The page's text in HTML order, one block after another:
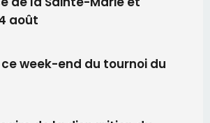
la nouvelle Miss Corse 2026
ne reviendra pas avant 2081